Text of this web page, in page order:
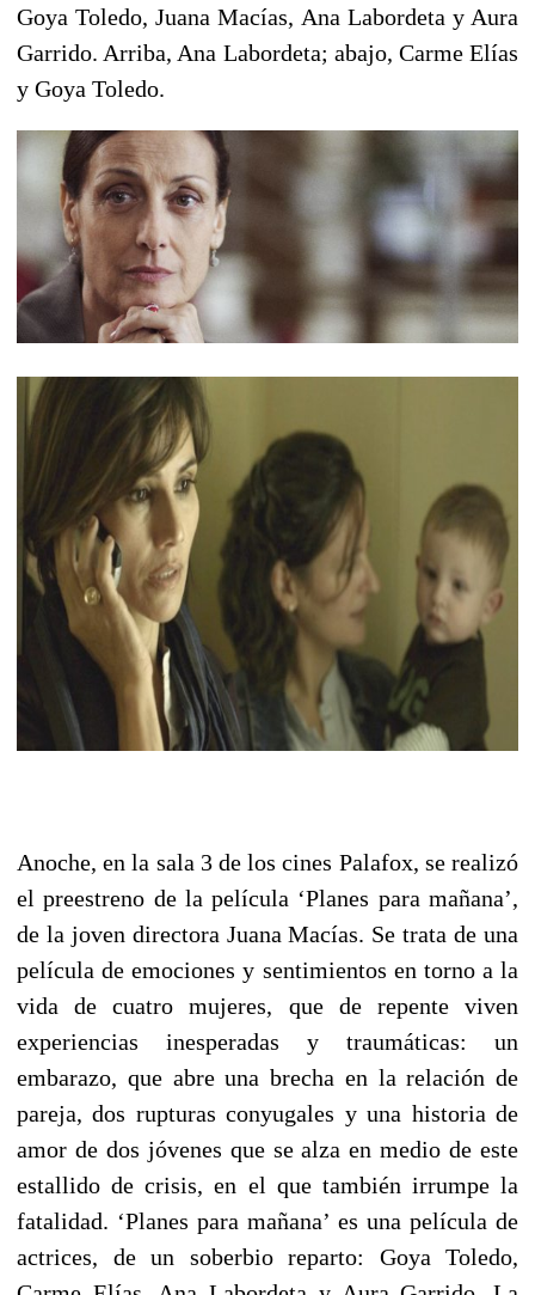
Goya Toledo, Juana Macías, Ana Labordeta y Aura
Garrido. Arriba, Ana Labordeta; abajo, Carme Elías
y Goya Toledo.
Anoche, en la sala 3 de los cines Palafox, se realizó
el preestreno de la película ‘Planes para mañana’,
de la joven directora Juana Macías. Se trata de una
película de emociones y sentimientos en torno a la
vida de cuatro mujeres, que de repente viven
experiencias inesperadas y traumáticas: un
embarazo, que abre una brecha en la relación de
pareja, dos rupturas conyugales y una historia de
amor de dos jóvenes que se alza en medio de este
estallido de crisis, en el que también irrumpe la
fatalidad. ‘Planes para mañana’ es una película de
actrices, de un soberbio reparto: Goya Toledo,